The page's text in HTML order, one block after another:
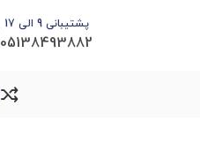
پشتیبانی 9 الی 17
05138493882